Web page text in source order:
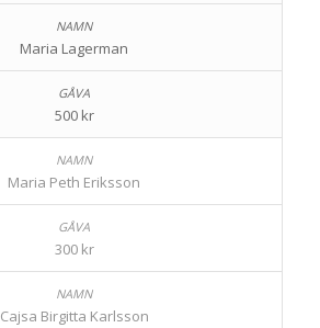
Maria Lagerman
500 kr
Maria Peth Eriksson
300 kr
Cajsa Birgitta Karlsson